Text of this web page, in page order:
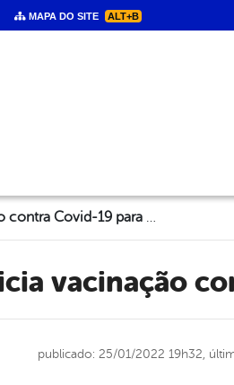
MAPA DO SITE ALT+B
Triunfo inicia vacinação contra Covid-19 para crianças
vacinação
publicado: 25/01/2022 19h32,